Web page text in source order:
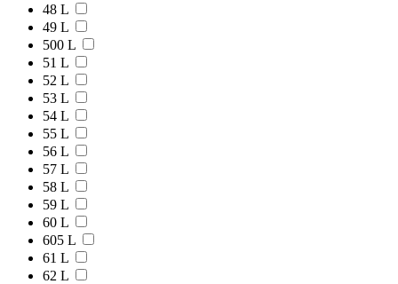
48 L
49 L
500 L
51 L
52 L
53 L
54 L
55 L
56 L
57 L
58 L
59 L
60 L
605 L
61 L
62 L